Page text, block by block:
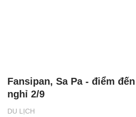
DU LỊCH
Fansipan, Sa Pa - điểm
nghỉ 2/9